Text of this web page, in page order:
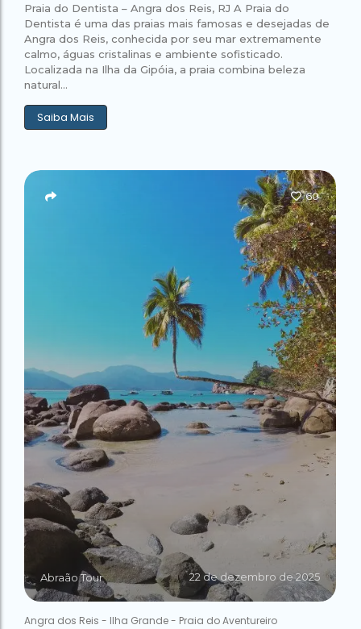
Praia do Dentista – Angra dos Reis, RJ A Praia do
Dentista é uma das praias mais famosas e desejadas de
Angra dos Reis, conhecida por seu mar extremamente
calmo, águas cristalinas e ambiente sofisticado.
Localizada na Ilha da Gipóia, a praia combina beleza
natural...
Saiba Mais
Abraão Tour 22 de dezembro de 2025
60
Angra dos Reis - Ilha Grande- Praia do Aventureiro